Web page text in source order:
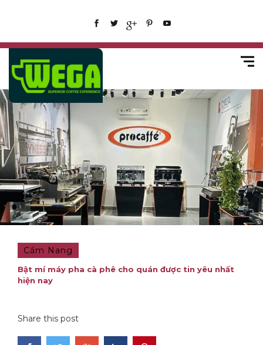
Cẩm Nang
Bật mí máy pha cà phê cho quán được tin yêu nhất
hiện nay
Share this post